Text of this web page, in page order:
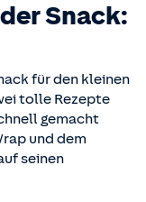
Snack:
für den kleinen
tolle Rezepte
gemacht
und dem
seinen